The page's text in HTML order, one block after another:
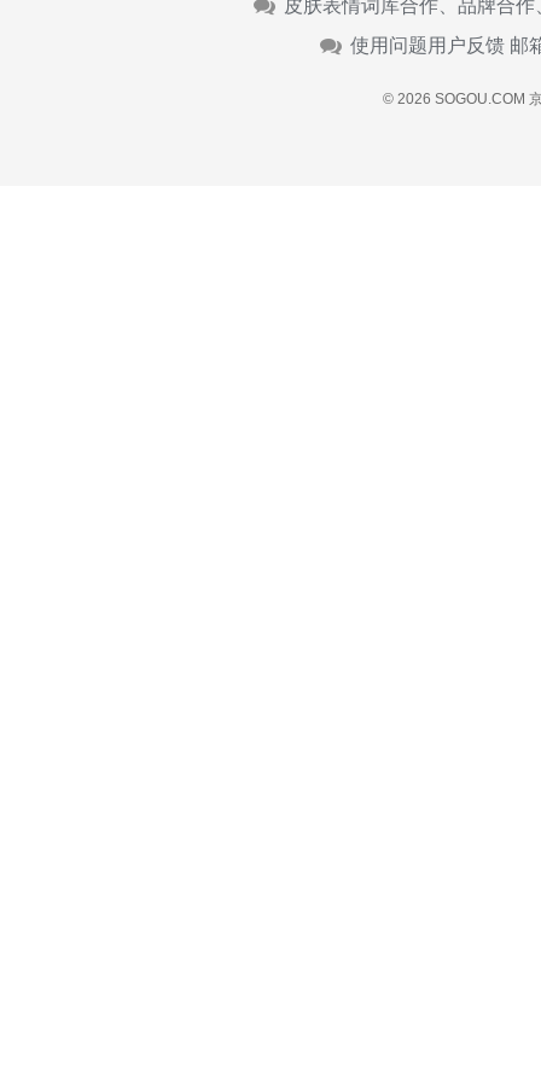
皮肤表情词库合作、品牌合
使用问题用户反馈 邮
© 2026 SOGOU.COM